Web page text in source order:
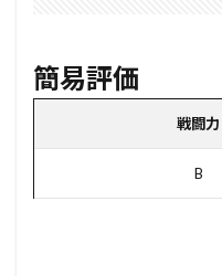
簡易評価
戦闘力
B